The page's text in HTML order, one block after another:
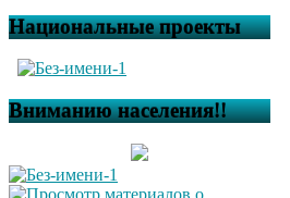
Национальные проекты
Вниманию населения!!